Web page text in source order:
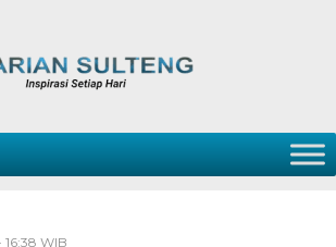
WIB